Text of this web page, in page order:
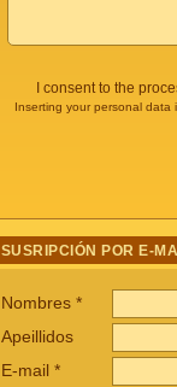
I consent to the
Inserting your personal
SUSRIPCIÓN POR E-
Nombres *
Apeillidos
E-mail *